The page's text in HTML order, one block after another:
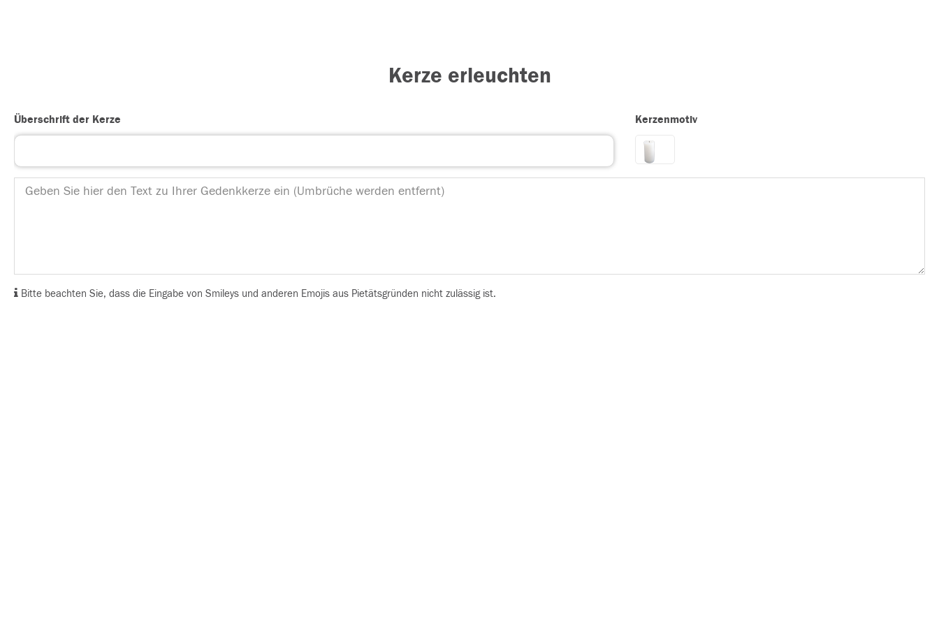
Kerze erleuchten
Überschrift der Kerze Kerzenmotiv
Bitte beachten Sie, dass die Eingabe von Smileys und anderen Emojis aus Pietätsgründen nicht zulässig ist.